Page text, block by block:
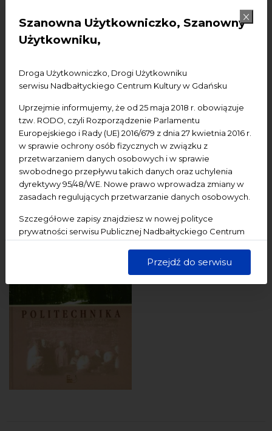
Szanowna Użytkowniczko, Szanowny
Użytkowniku,
Droga Użytkowniczko, Drogi Użytkowniku
serwisu Nadbałtyckiego Centrum Kultury w Gdańsku
Uprzejmie informujemy, że od 25 maja 2018 r. obowiązuje
tzw. RODO, czyli Rozporządzenie Parlamentu
Europejskiego i Rady (UE) 2016/679 z dnia 27 kwietnia 2016 r.
w sprawie ochrony osób fizycznych w związku z
przetwarzaniem danych osobowych i w sprawie
swobodnego przepływu takich danych oraz uchylenia
dyrektywy 95/48/WE. Nowe prawo wprowadza zmiany w
zasadach regulujących przetwarzanie danych osobowych.
Szczegółowe zapisy znajdziesz w nowej polityce
prywatności serwisu Publicznej Nadbałtyckiego Centrum
dane są przetwarzane w sposób bezpieczny, z należytą
starannością i zgodnie z obowiązującymi przepisami.
Przejdź do serwisu
Barbara Szczepuła "Przystanek politechnika".
Organizatorzy: Dziennik Bałtycki, Radio Plus, Telewizja
Udostępnij:
Facebook
Mastodon
Pinterest
GALERIA